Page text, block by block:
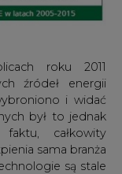
roku 2011
źródeł energii
i widać
był to jednak
całkowity
sama branża
są stale